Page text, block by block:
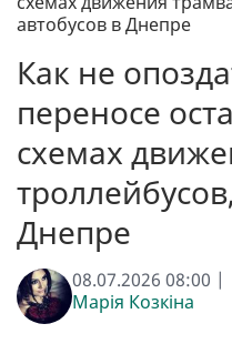
автобусов в Днепре
Как не
переносе
схемах
Днепре
08.07.2026 08:00 |
Марія Козкіна